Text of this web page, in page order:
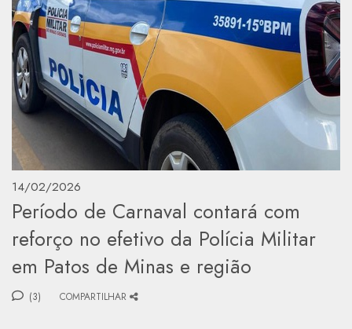
14/02/2026
Período de Carnaval contará com
reforço no efetivo da Polícia Militar
em Patos de Minas e região
(3) COMPARTILHAR